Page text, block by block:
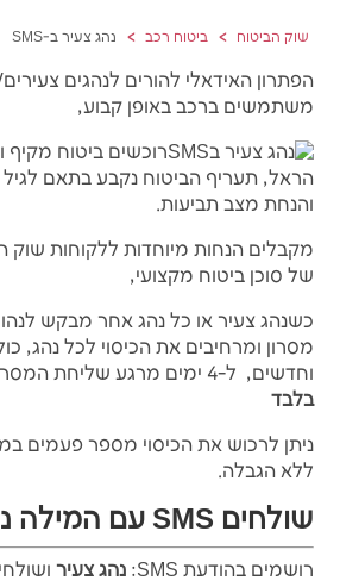
שוק הביטוח ביטוח רכב נהג צעיר ב-SMS
הפתרון האידאלי להורים לנהגים
משתמשים ברכב באופן קבוע,
רוכשים ביטוח
הראל, תעריף הביטוח נקבע בתאם לגיל
והנחת מצב תביעות.
של סוכן ביטוח מקצועי,
כשנהג צעיר או כל נהג אחר מבקש
מסרון ומרחיבים את הכיסוי לכל נהג,
וחדשים, ל-4 ימים מרגע שליחת המסרון
בלבד
ניתן לרכוש את הכיסוי מספר פעמים
ללא הגבלה.
שולחים SMS עם המילה נהג צעיר:
רושמים בהודעת SMS: נהג צעיר